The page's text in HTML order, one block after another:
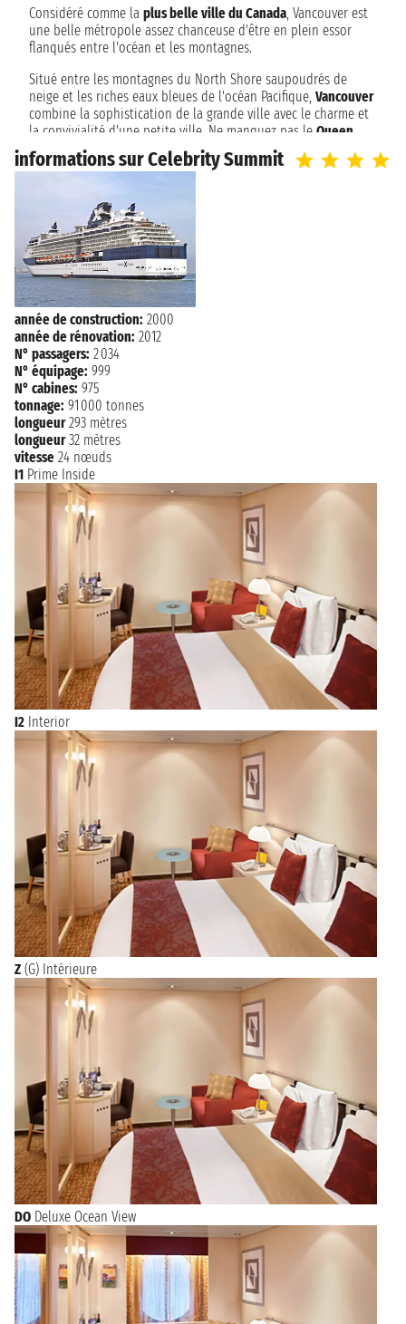
dimanche 16 mai 2027
07:00
VANCOUVER
Considéré comme la plus belle ville du Canada, Vancouver est
une belle métropole assez chanceuse d'être en plein essor
flanqués entre l'océan et les montagnes.
Situé entre les montagnes du North Shore saupoudrés de
neige et les riches eaux bleues de l'océan Pacifique, Vancouver
combine la sophistication de la grande ville avec le charme et
la convivialité d'une petite ville. Ne manquez pas le Queen
Elizabeth Park
, un arboretum civique de 130 acres enrichis de
sculptures modernes deHenry Moore. Avec ses nombreux
ethnique, Vancouver est l'un de ces rares endroits qui
tiennent effectivement la promesse d'offrir quelque chose
pour tout le monde.
informations sur Celebrity Summit
année de construction: 2000
année de rénovation: 2012
N° passagers: 2 034
N° équipage: 999
N° cabines: 975
tonnage: 91 000 tonnes
longueur 293 mètres
longueur 32 mètres
vitesse 24 nœuds
I1 Prime Inside
I2 Interior
Z (G) Intérieure
DO Deluxe Ocean View